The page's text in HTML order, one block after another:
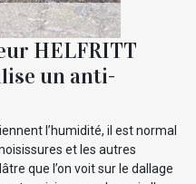
HELFRITT
un anti-
l’humidité, il est normal
et les autres
que l’on voit sur le dallage